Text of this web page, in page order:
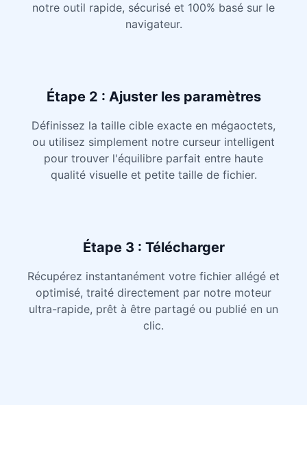
notre outil rapide, sécurisé et 100% basé sur le
navigateur.
Étape 2 : Ajuster les paramètres
Définissez la taille cible exacte en mégaoctets,
ou utilisez simplement notre curseur intelligent
pour trouver l'équilibre parfait entre haute
qualité visuelle et petite taille de fichier.
Étape 3 : Télécharger
Récupérez instantanément votre fichier allégé et
optimisé, traité directement par notre moteur
ultra-rapide, prêt à être partagé ou publié en un
clic.